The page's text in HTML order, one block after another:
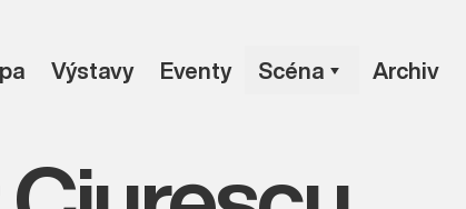
Výstavy Eventy Scéna Archiv